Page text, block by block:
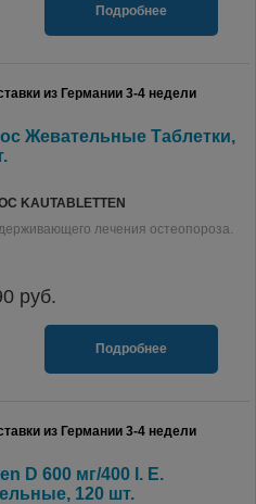
Подробнее
из Германии 3-4 недели
Жевательные Таблетки,
KAUTABLETTEN
лечения остеопороза.
руб.
Подробнее
из Германии 3-4 недели
D 600 мг/400 I. E.
120 шт.